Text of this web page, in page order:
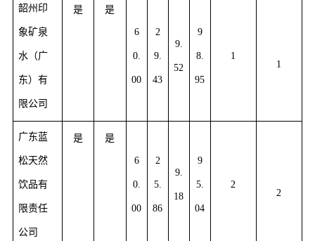
韶州印
象矿泉
水（广
东）有
限公司
是 是
6
0.
00
2
9.
43
9.
52
9
8.
95
1
1
广东蓝
松天然
饮品有
限责任
公司
是 是
6
0.
00
2
5.
86
9.
18
9
5.
04
2
2